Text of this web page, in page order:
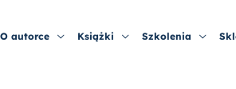
O autorce Książki Szkolenia